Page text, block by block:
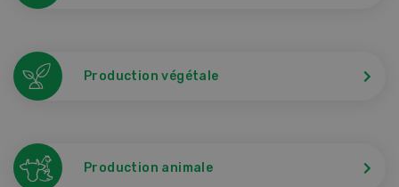
Production végétale
Production animale